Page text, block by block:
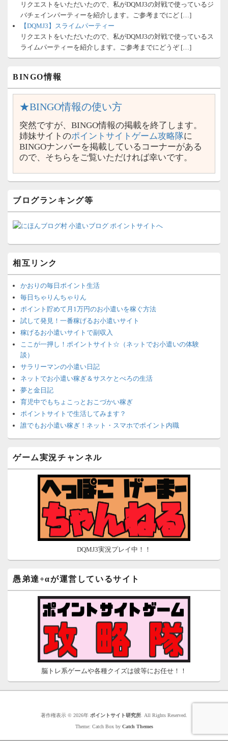
リクエストをいただいたので、私がDQMJ3の対戦で使っているジ
バチェインパーティーを紹介します。ご参考までにど […]
【DQMJ3】スライムパーティー
リクエストをいただいたので、私がDQMJ3の対戦で使っているス
ライムパーティーを紹介します。ご参考までにどうぞ […]
BINGO情報
★BINGO情報の使い方
突然ですが、BINGO情報の掲載を終了します。
姉妹サイトのポイントサイトゲーム攻略隊に
BINGOナンバーを掲載しているコーナーがある
ので、そちらをご覧いただければ幸いです。
ブログランキング等
相互リンク
かおりの毎日ポイント生活
毎日ちゃりんちゃりん
ポイント貯めて月1万円のお小遣いを稼ぐ方法
試して発見！一番稼げるお小遣いサイト
稼げるお小遣いサイトで副収入
ここが一押し！ポイントサイト☆（ネットでお小遣いの体験
談）
サラリーマンの小遣い日記
ネットでお小遣い稼ぎ＆サスケとぺろの生活
夢と金日記
育児中でもちょこっとおこづかい稼ぎ
ポイントサイトで生活してみます？
誰でもお小遣い稼ぎ！ネット・スマホでポイント内職
ネットで簡単にお小遣い稼ぎ☆安心・安全・リスクなし☆
ポイントがお金に！？-空いた時間でちょい稼ぎ-
在宅deお小遣い！～小銭だって集めれば諭吉になる～
ネット収入攻略ナビ
ポイントサイトは安全？危険？お小遣い稼ぎサイトの使い方ガ
ゲーム実況チャンネル
DQMJ3実況プレイ中！！
愚弟達+αが運営しているサイト
脳トレ系ゲームや各種クイズは彼等にお任せ！！
著作権表示 © 2026年 ポイントサイト研究所 . All Rights Reserved.
Theme: Catch Box by Catch Themes